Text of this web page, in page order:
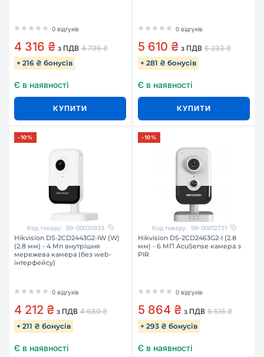
0 відгуків
4 316 ₴ з ПДВ 4 796 ₴
+ 216 ₴ бонусів
Є в наявності
КУПИТИ
0 відгуків
5 610 ₴ з ПДВ 6 233 ₴
+ 281 ₴ бонусів
Є в наявності
КУПИТИ
-10%
Код товару: 99-00020933
Hikvision DS-2CD2443G2-IW (W)
(2.8 мм) - 4 Мп внутрішня
мережева камера (без web-
інтерфейсу)
0 відгуків
4 212 ₴ з ПДВ 4 680 ₴
+ 211 ₴ бонусів
Є в наявності
-10%
Код товару: 99-00012721
Hikvision DS-2CD2463G2-I (2.8
мм) - 6 МП AcuSense камера з
PIR
0 відгуків
5 864 ₴ з ПДВ 6 516 ₴
+ 293 ₴ бонусів
Є в наявності